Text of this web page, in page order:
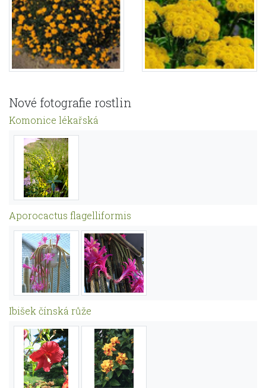
Nové fotografie rostlin
Komonice lékařská
Aporocactus flagelliformis
Ibišek čínská růže